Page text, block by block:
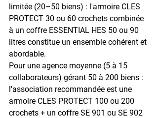
limitée (20–50 biens) : l'armoire CLES
PROTECT 30 ou 60 crochets combinée
à un coffre ESSENTIAL HES 50 ou 90
litres constitue un ensemble cohérent et
abordable.
Pour une agence moyenne (5 à 15
collaborateurs) gérant 50 à 200 biens :
l'association recommandée est une
armoire CLES PROTECT 100 ou 200
crochets + un coffre SE 901 ou SE 902